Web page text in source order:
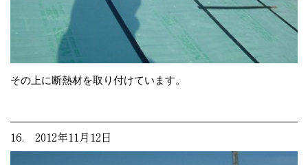
その上に断熱材を取り付けています。
16. 2012年11月12日